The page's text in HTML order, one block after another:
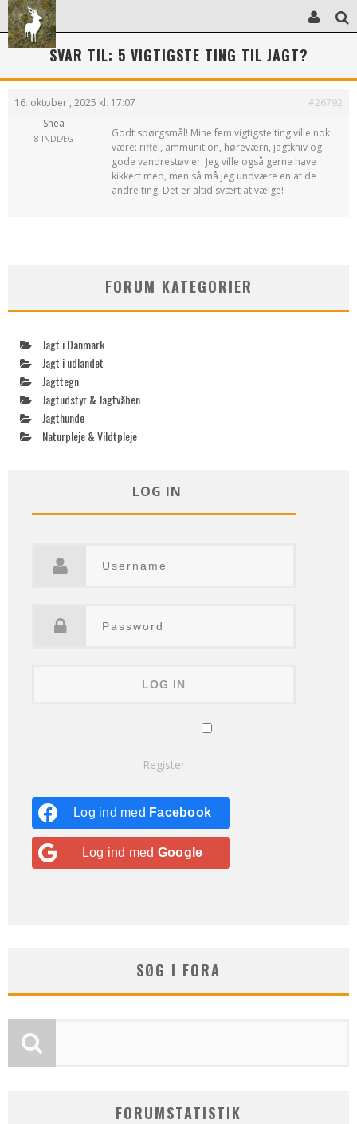
SVAR TIL: 5 VIGTIGSTE TING TIL JAGT?
16. oktober , 2025 kl. 17:07
#26792
Shea
8 INDLÆG
Godt spørgsmål! Mine fem vigtigste ting ville nok
være: riffel, ammunition, høreværn, jagtkniv og
gode vandrestøvler. Jeg ville også gerne have
kikkert med, men så må jeg undvære en af de
andre ting. Det er altid svært at vælge!
FORUM KATEGORIER
Jagt i Danmark
Jagt i udlandet
Jagttegn
Jagtudstyr & Jagtvåben
Jagthunde
Naturpleje & Vildtpleje
LOG IN
Register
Log ind med Facebook
Log ind med Google
SØG I FORA
FORUMSTATISTIK